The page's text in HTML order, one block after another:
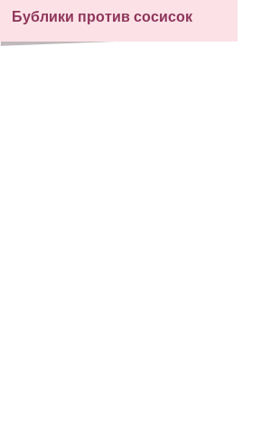
Бублики против сосисок